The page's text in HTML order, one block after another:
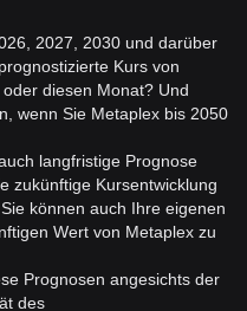
2027, 2030 und darüber
Kurs von
diesen Monat? Und
wenn Sie Metaplex bis 2050
langfristige Prognose
zukünftige Kursentwicklung
können auch Ihre eigenen
Wert von Metaplex zu
Prognosen angesichts der
des